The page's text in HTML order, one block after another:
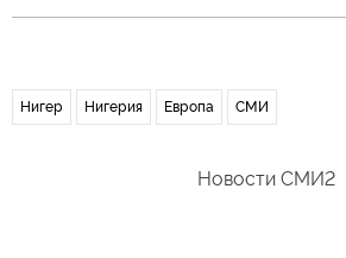
Нигер Нигерия Европа СМИ
Новости СМИ2